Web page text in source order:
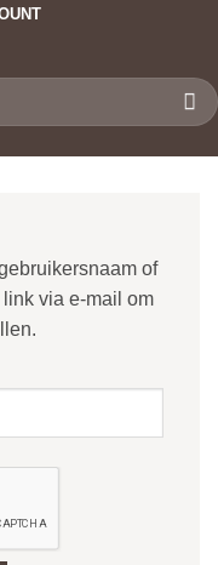
of
via e-mail om